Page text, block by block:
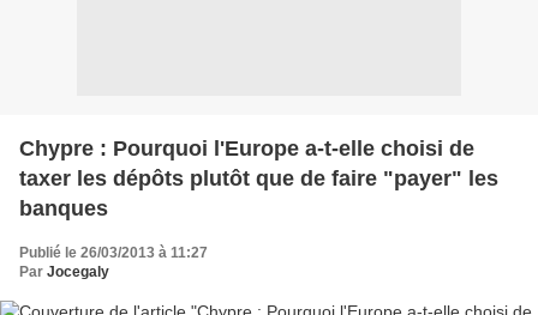
Chypre : Pourquoi l'Europe a-t-elle choisi de
taxer les dépôts plutôt que de faire "payer" les
banques
Publié le 26/03/2013 à 11:27
Par Jocegaly